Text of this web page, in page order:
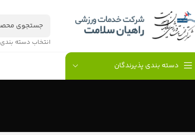
انتخاب دسته بندی
دسته بندی پذیرندگان